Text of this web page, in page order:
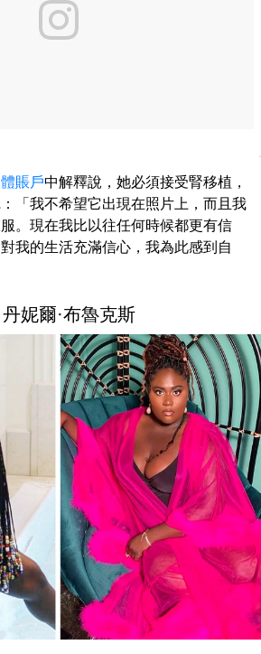
賬戶中解釋說，她必須接受腎移植，
「我不希望它出現在照片上，而且我
。現在我比以往任何時候都更有信
我的生活充滿信心，我為此感到自
妮爾·布魯克斯